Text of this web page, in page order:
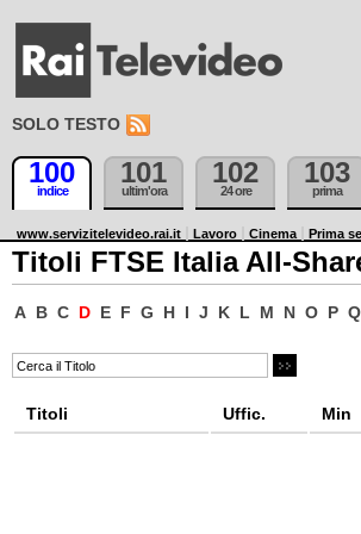
SOLO TESTO
100
indice
101
ultim'ora
102
24 ore
103
prima
www.servizitelevideo.rai.it Lavoro Cinema Prima
Titoli FTSE Italia All-
A B C D E F G H I J K L M N O P Q
Titoli Uffic. Min